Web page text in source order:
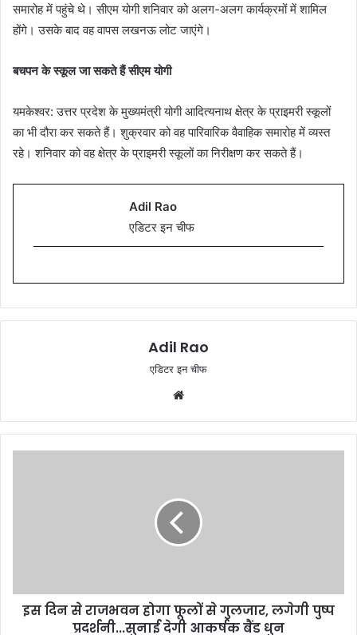
समारोह में पहुंचे थे। सीएम योगी शनिवार को अलग-अलग कार्यक्रमों में शामिल
होंगे। उसके बाद वह वापस लखनऊ लोट जाएंगे।
बचपन के स्कूल जा सकते हैं सीएम योगी
यमकेश्वर: उत्तर प्रदेश के मुख्यमंत्री योगी आदित्यनाथ क्षेत्र के प्राइमरी स्कूलों
का भी दौरा कर सकते हैं। शुक्रवार को वह पारिवारिक वैवाहिक समारोह में व्यस्त
रहे। शनिवार को वह क्षेत्र के प्राइमरी स्कूलों का निरीक्षण कर सकते हैं।
Adil Rao
एडिटर इन चीफ
Adil Rao
एडिटर इन चीफ
b
s
e
इस दिन से राजभवन होगा फूलों से गुलजार, लगेगी पुष्प
प्रदर्शनी...सुनाई देगी आकर्षक बैंड धुन